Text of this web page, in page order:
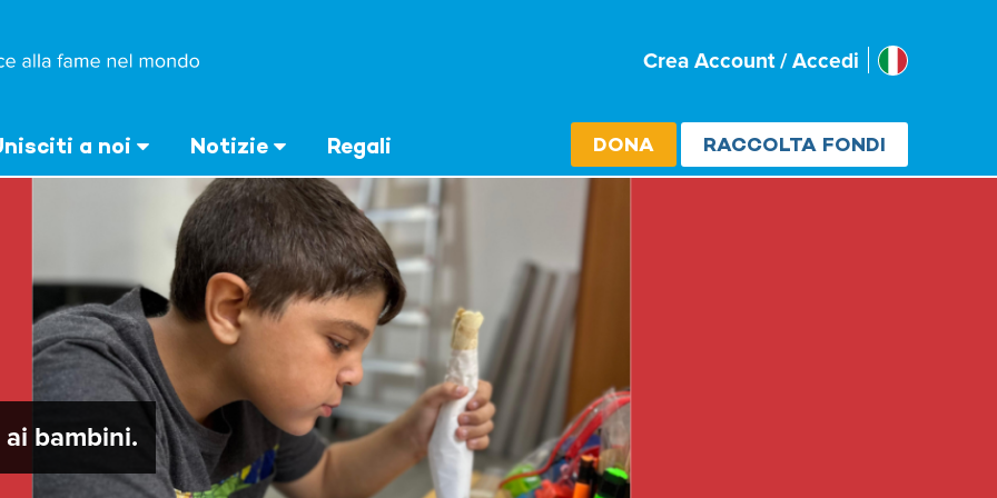
Crea Account / Accedi Select
Italia
a noi Notizie Regali DONA RACCOLTA FONDI
bambini.